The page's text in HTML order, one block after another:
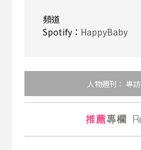
頻道
Spotify： HappyBaby
人物週刊： 專訪